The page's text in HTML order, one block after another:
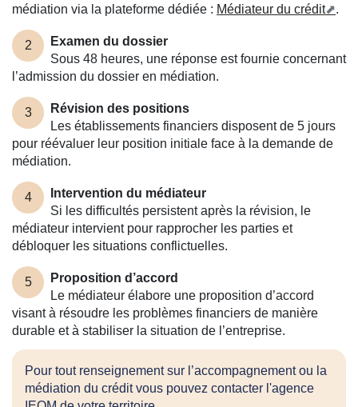
médiation via la plateforme dédiée : Médiateur du crédit .
2
Examen du dossier
Sous 48 heures, une réponse est fournie concernant
l’admission du dossier en médiation.
3
Révision des positions
Les établissements financiers disposent de 5 jours
pour réévaluer leur position initiale face à la demande de
médiation.
4
Intervention du médiateur
Si les difficultés persistent après la révision, le
médiateur intervient pour rapprocher les parties et
débloquer les situations conflictuelles.
5
Proposition d’accord
Le médiateur élabore une proposition d’accord
visant à résoudre les problèmes financiers de manière
durable et à stabiliser la situation de l’entreprise.
Pour tout renseignement sur l’accompagnement ou la
médiation du crédit vous pouvez contacter l'agence